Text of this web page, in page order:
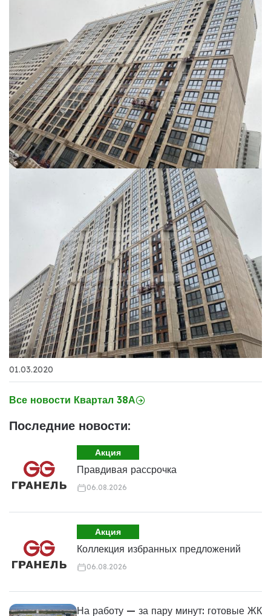
01.03.2020
Все новости Квартал 38А
Последние новости:
Акция
Правдивая рассрочка
06.08.2026
Акция
Коллекция избранных предложений
06.08.2026
На работу — за пару минут: готовые ЖК